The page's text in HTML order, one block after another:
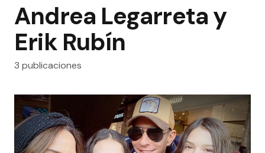
Andrea Legarreta y
Erik Rubín
3 publicaciones